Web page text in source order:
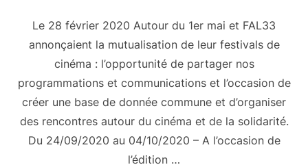
Le 28 février 2020 Autour du 1er mai et FAL33
annonçaient la mutualisation de leur festivals de
cinéma : l’opportunité de partager nos
programmations et communications et l’occasion de
créer une base de donnée commune et d’organiser
des rencontres autour du cinéma et de la solidarité.
Du 24/09/2020 au 04/10/2020 – A l’occasion de
l’édition …